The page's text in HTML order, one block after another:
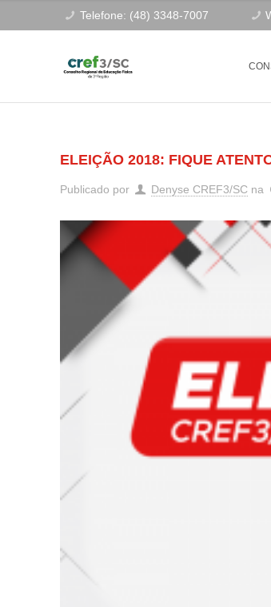
Telefone: (48) 3348-7007
ELEIÇÃO 2018: FIQUE
Publicado por Denyse CREF3/SC na